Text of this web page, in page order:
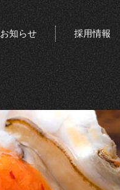
お知らせ 採用情報